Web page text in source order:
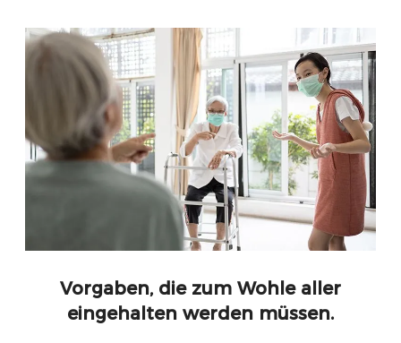
Vorgaben, die zum Wohle aller
eingehalten werden müssen.